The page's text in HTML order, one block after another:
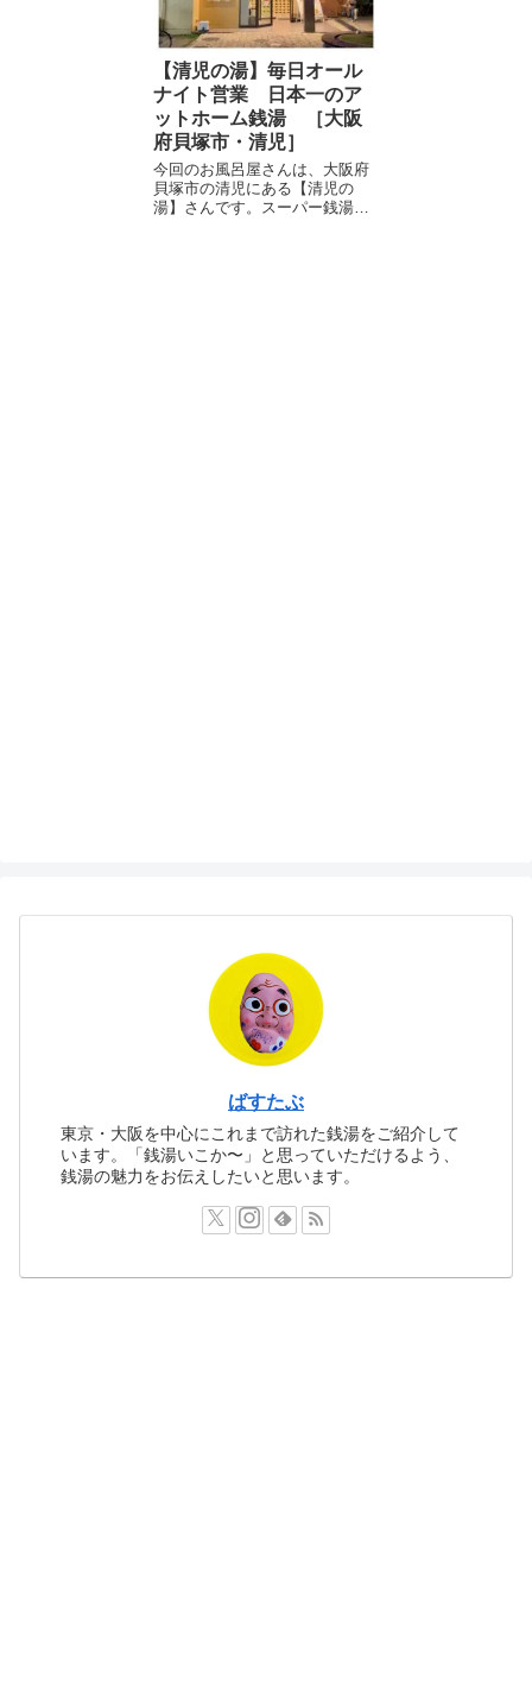
【清児の湯】毎日オール
ナイト営業 日本一のア
ットホーム銭湯 ［大阪
府貝塚市・清児］
今回のお風呂屋さんは、大阪府
貝塚市の清児にある【清児の
湯】さんです。スーパー銭湯並
ばすたぶ
東京・大阪を中心にこれまで訪れた銭湯をご紹介して
います。「銭湯いこか〜」と思っていただけるよう、
銭湯の魅力をお伝えしたいと思います。